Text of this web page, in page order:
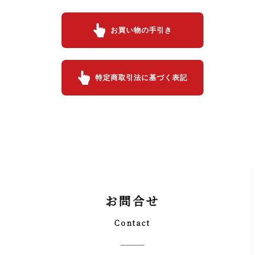
お買い物の手引き
特定商取引法に基づく表記
お問合せ
Contact